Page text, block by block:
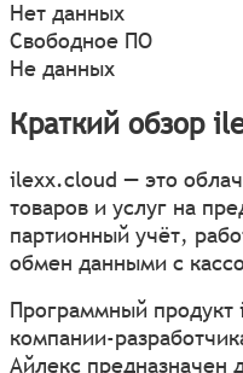
Нет данных
Свободное ПО
Не данных
Краткий обзор
ilexx.cloud — это
товаров и услуг на
партионный учёт,
обмен данными с
Программный
компании-
Айлекс предназначен